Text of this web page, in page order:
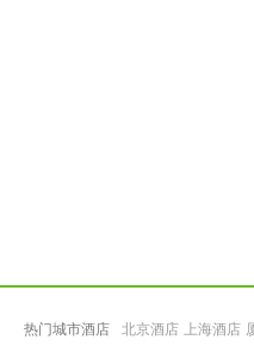
热门城市酒店 北京酒店 上海酒店